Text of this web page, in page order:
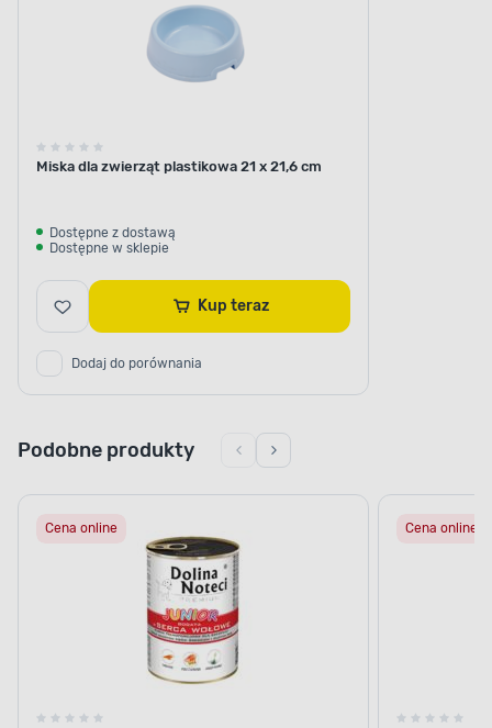
Miska dla zwierząt plastikowa 21 x 21,6 cm
Dostępne z dostawą
Dostępne w sklepie
Kup teraz
Dodaj do porównania
Podobne produkty
Cena online Cena online